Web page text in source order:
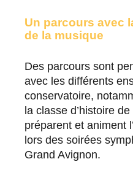
Un parcours avec
de la musique
Des parcours sont
avec les différents
conservatoire,
la classe d’histoire
préparent et animent
lors des soirées
Grand Avignon.